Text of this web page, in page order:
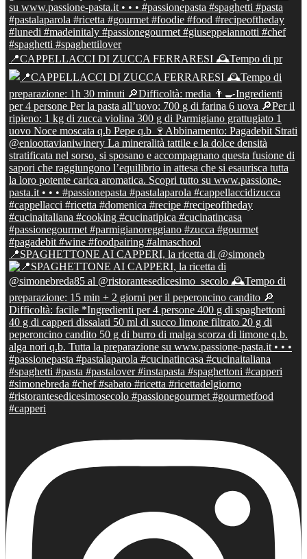
📍CAPPELLACCI DI ZUCCA FERRARESI 🕰Tempo di pr
📍SPAGHETTONE AI CAPPERI, la ricetta di @simoneb